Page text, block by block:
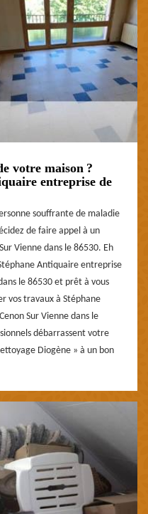
votre maison ?
entreprise de
souffrante de maladie
de faire appel à un
Vienne dans le 86530. Eh
Antiquaire entreprise
le 86530 et prêt à vous
vos travaux à Stéphane
Sur Vienne dans le
débarrassent votre
Diogène » à un bon